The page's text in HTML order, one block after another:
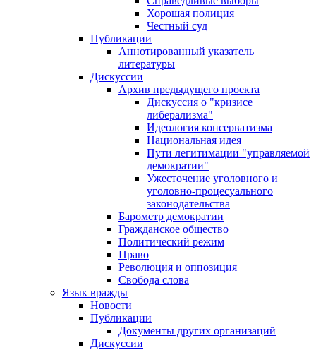
Хорошая полиция
Честный суд
Публикации
Аннотированный указатель
литературы
Дискуссии
Архив предыдущего проекта
Дискуссия о "кризисе
либерализма"
Идеология консерватизма
Национальная идея
Пути легитимации "управляемой
демократии"
Ужесточение уголовного и
уголовно-процесуального
законодательства
Барометр демократии
Гражданское общество
Политический режим
Право
Революция и оппозиция
Свобода слова
Язык вражды
Новости
Публикации
Документы других организаций
Дискуссии